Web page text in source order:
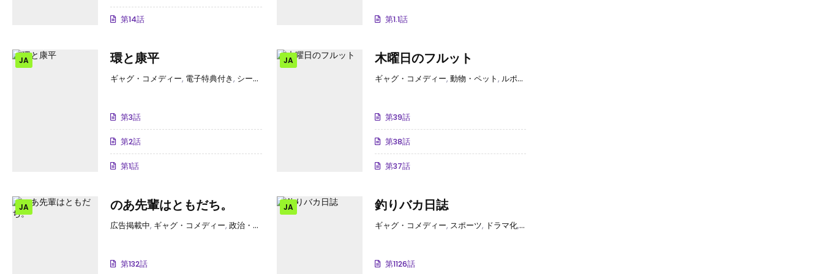
第14話 第1.1話
JA 環と康平
ギャグ・コメディー, 電子特典付き, シーモア限定特典付き
第3話
第2話
第1話
JA 木曜日のフルット
ギャグ・コメディー, 動物・ペット, ルポ・エッセイ
第39話
第38話
第37話
JA のあ先輩はともだち。
広告掲載中, ギャグ・コメディー, 政治・ビジネス
第132話
JA 釣りバカ日誌
ギャグ・コメディー, スポーツ, ドラマ化, 釣り
第1126話